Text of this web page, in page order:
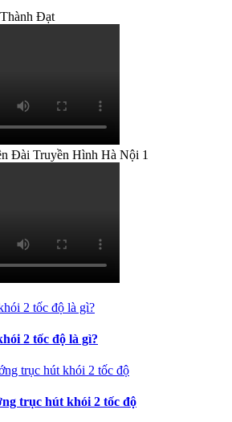
Đạt
Đài Truyền Hình Hà Nội 1
2 tốc độ là gì?
trục hút khói 2 tốc độ